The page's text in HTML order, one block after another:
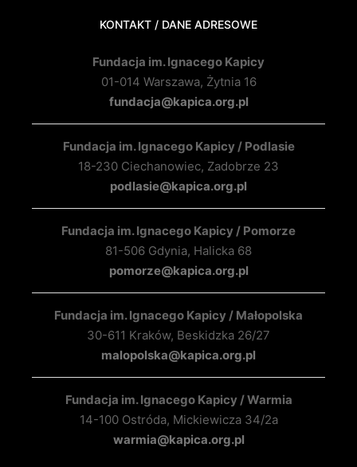
KONTAKT / DANE ADRESOWE
Fundacja im. Ignacego Kapicy
01-014 Warszawa, Żytnia 16
fundacja@kapica.org.pl
Fundacja im. Ignacego Kapicy / Podlasie
18-230 Ciechanowiec, Zadobrze 23
podlasie@kapica.org.pl
Fundacja im. Ignacego Kapicy / Pomorze
81-506 Gdynia, Halicka 68
pomorze@kapica.org.pl
Fundacja im. Ignacego Kapicy / Małopolska
30-611 Kraków, Beskidzka 26/27
malopolska@kapica.org.pl
Fundacja im. Ignacego Kapicy / Warmia
14-100 Ostróda, Mickiewicza 34/2a
warmia@kapica.org.pl